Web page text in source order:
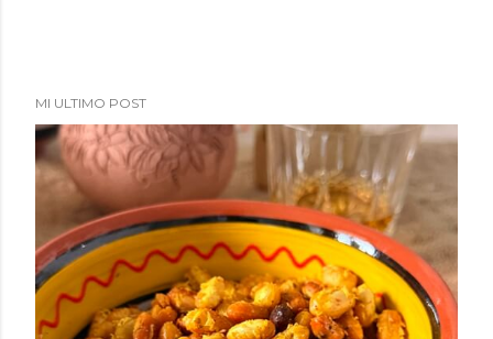
MI ULTIMO POST